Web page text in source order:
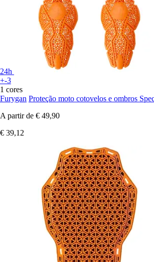
24h
+-3
1 cores
Furygan Proteção moto cotovelos e ombros
A partir de € 49,90
€ 39,12